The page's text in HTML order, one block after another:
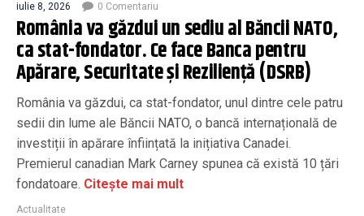
iulie 8, 2026 0 Comentariu
România va găzdui un sediu al Băncii NATO,
ca stat-fondator. Ce face Banca pentru
Apărare, Securitate și Reziliență (DSRB)
România va găzdui, ca stat-fondator, unul dintre cele patru
sedii din lume ale Băncii NATO, o bancă internațională de
investiții în apărare înființată la inițiativa Canadei.
Premierul canadian Mark Carney spunea că există 10 țări
fondatoare. Citește mai mult
Actualitate